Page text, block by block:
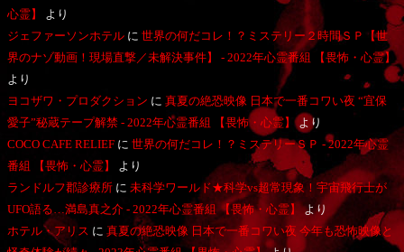
心霊】
より
ジェファーソンホテル に 世界の何だコレ！？ミステリー２時間ＳＰ【世
界のナゾ動画！現場直撃／未解決事件】 - 2022年心霊番組 【畏怖・心霊】
より
ヨコザワ・プロダクション に 真夏の絶恐映像 日本で一番コワい夜 “宜保
愛子”秘蔵テープ解禁 - 2022年心霊番組 【畏怖・心霊】より
COCO CAFE RELIEF に 世界の何だコレ！？ミステリーＳＰ - 2022年心霊
番組 【畏怖・心霊】
より
ランドルフ郡診療所 に 未科学ワールド★科学vs超常現象！宇宙飛行士が
UFO語る…満島真之介 - 2022年心霊番組 【畏怖・心霊】より
ホテル・アリス に 真夏の絶恐映像 日本で一番コワい夜 今年も恐怖映像と